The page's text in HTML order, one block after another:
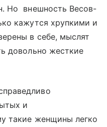
Но внешность Весов-
кажутся хрупкими и
в себе, мыслят
довольно жесткие
и
такие женщины легко